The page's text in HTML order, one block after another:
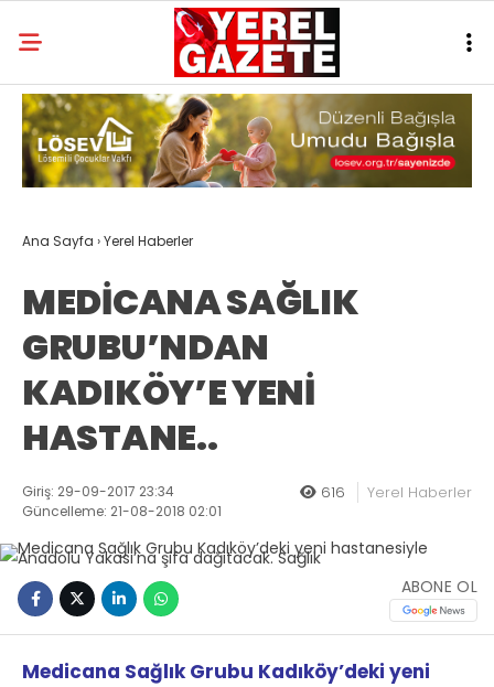
Ana Sayfa ›Yerel Haberler
MEDİCANA SAĞLIK
GRUBU’NDAN
KADIKÖY’E YENİ
HASTANE..
Giriş: 29-09-2017 23:34
Güncelleme: 21-08-2018 02:01
616 Yerel Haberler
ABONE OL
Medicana Sağlık Grubu Kadıköy’deki yeni